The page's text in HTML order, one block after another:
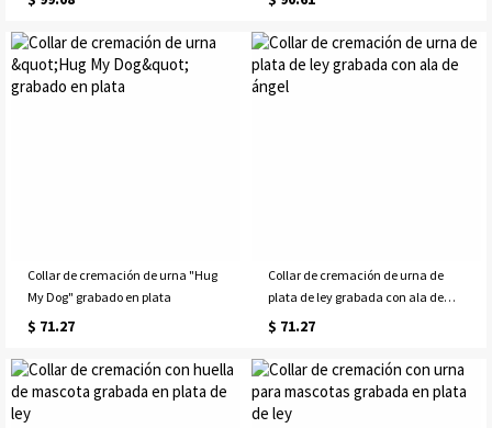
Collar de cremación de urna "Hug
My Dog" grabado en plata
$ 71.27
Collar de cremación de urna de
plata de ley grabada con ala de
ángel
$ 71.27